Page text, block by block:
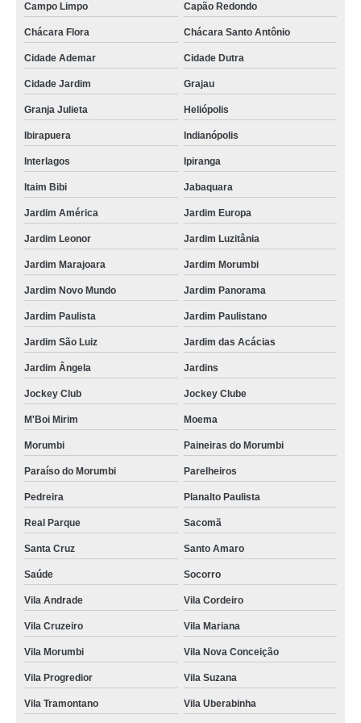
banner em lona personalizada Jardim Ângela
banner de lona valor Atibaia
lojas de banner de lona com ilhós Tucuruvi
lojas de banner de lona com ilhós Poá
lojas de banner de lona Embu das Artes
banner em lona para fachada Piracicaba
banners de lona Chácara Inglesa
orçamento de banner de lona Vila Carrão
banners de lona com ilhós Granja Julieta
orçamento de banner lona impressão digital Sorocaba
banner em lona para fachada Itapevi
banner de lona com ilhós valor Iguape
banner lona com ilhós Moema
lojas de banner de lona Serra da Cantareira
orçamento de banner lona com ilhós Pirituba
orçamento de banner lona de vinil Vila Curuçá
banners lona com ilhós Carapicuíba
banner de lona personalizado valor Jaguaré
banners de lona com ilhós Freguesia do Ó
lojas de banner lona de vinil Penha
banner de lona com ilhós valor Bauru
Campo Limpo Capão Redondo
Chácara Flora Chácara Santo Antônio
Cidade Ademar Cidade Dutra
Cidade Jardim Grajau
Granja Julieta Heliópolis
Ibirapuera Indianópolis
Interlagos Ipiranga
Itaim Bibi Jabaquara
Jardim América Jardim Europa
Jardim Leonor Jardim Luzitânia
Jardim Marajoara Jardim Morumbi
Jardim Novo Mundo Jardim Panorama
Jardim Paulista Jardim Paulistano
Jardim São Luiz Jardim das Acácias
Jardim Ângela Jardins
Jockey Club Jockey Clube
M'Boi Mirim Moema
Morumbi Paineiras do Morumbi
Paraíso do Morumbi Parelheiros
Pedreira Planalto Paulista
Real Parque Sacomã
Santa Cruz Santo Amaro
Saúde Socorro
Vila Andrade Vila Cordeiro
Vila Cruzeiro Vila Mariana
Vila Morumbi Vila Nova Conceição
Vila Progredior Vila Suzana
Vila Tramontano Vila Uberabinha